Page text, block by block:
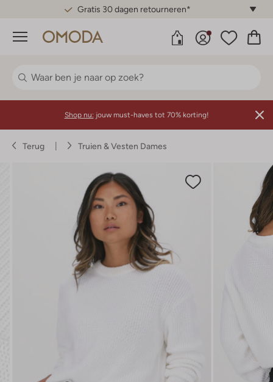
Gratis 30 dagen retourneren*
Menu
Shop nu: jouw must-haves tot 70% korting!
Terug Truien & Vesten Dames